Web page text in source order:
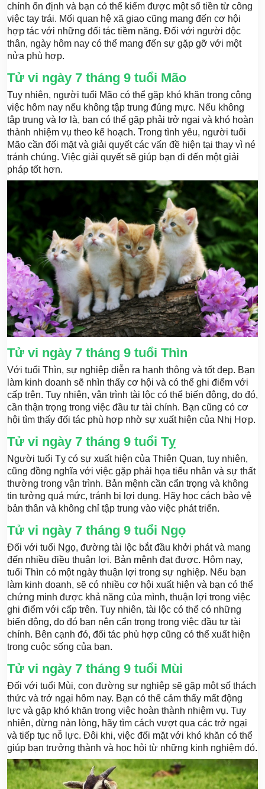
chính ổn định và bạn có thể kiếm được một số tiền từ công
việc tay trái. Mối quan hệ xã giao cũng mang đến cơ hội
hợp tác với những đối tác tiềm năng. Đối với người độc
thân, ngày hôm nay có thể mang đến sự gặp gỡ với một
nửa phù hợp.
Tử vi ngày 7 tháng 9 tuổi Mão
Tuy nhiên, người tuổi Mão có thể gặp khó khăn trong công
việc hôm nay nếu không tập trung đúng mực. Nếu không
tập trung và lơ là, bạn có thể gặp phải trở ngại và khó hoàn
thành nhiệm vụ theo kế hoạch. Trong tình yêu, người tuổi
Mão cần đối mặt và giải quyết các vấn đề hiện tại thay vì né
tránh chúng. Việc giải quyết sẽ giúp bạn đi đến một giải
pháp tốt hơn.
Tử vi ngày 7 tháng 9 tuổi Thìn
Với tuổi Thìn, sự nghiệp diễn ra hanh thông và tốt đẹp. Bạn
làm kinh doanh sẽ nhìn thấy cơ hội và có thể ghi điểm với
cấp trên. Tuy nhiên, vận trình tài lộc có thể biến động, do đó,
cần thận trọng trong việc đầu tư tài chính. Bạn cũng có cơ
hội tìm thấy đối tác phù hợp nhờ sự xuất hiện của Nhị Hợp.
Tử vi ngày 7 tháng 9 tuổi Tỵ
Người tuổi Tỵ có sự xuất hiện của Thiên Quan, tuy nhiên,
cũng đồng nghĩa với việc gặp phải họa tiểu nhân và sự thất
thường trong vận trình. Bản mệnh cần cẩn trọng và không
tin tưởng quá mức, tránh bị lợi dụng. Hãy học cách bảo vệ
bản thân và không chỉ tập trung vào việc phát triển.
Tử vi ngày 7 tháng 9 tuổi Ngọ
Đối với tuổi Ngọ, đường tài lộc bắt đầu khởi phát và mang
đến nhiều điều thuận lợi. Bản mệnh đạt được. Hôm nay,
tuổi Thìn có một ngày thuận lợi trong sự nghiệp. Nếu bạn
làm kinh doanh, sẽ có nhiều cơ hội xuất hiện và bạn có thể
chứng minh được khả năng của mình, thuận lợi trong việc
ghi điểm với cấp trên. Tuy nhiên, tài lộc có thể có những
biến động, do đó bạn nên cẩn trọng trong việc đầu tư tài
chính. Bên cạnh đó, đối tác phù hợp cũng có thể xuất hiện
trong cuộc sống của bạn.
Tử vi ngày 7 tháng 9 tuổi Mùi
Đối với tuổi Mùi, con đường sự nghiệp sẽ gặp một số thách
thức và trở ngại hôm nay. Bạn có thể cảm thấy mất động
lực và gặp khó khăn trong việc hoàn thành nhiệm vụ. Tuy
nhiên, đừng nản lòng, hãy tìm cách vượt qua các trở ngại
và tiếp tục nỗ lực. Đôi khi, việc đối mặt với khó khăn có thể
giúp bạn trưởng thành và học hỏi từ những kinh nghiệm đó.